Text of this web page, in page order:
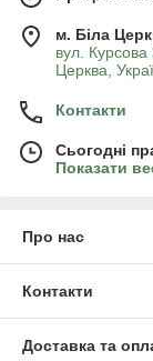
м. Біла
вул. Курсова
Церква,
Контакти
Сьогодні
Показати
Про нас
Контакти
Доставка та